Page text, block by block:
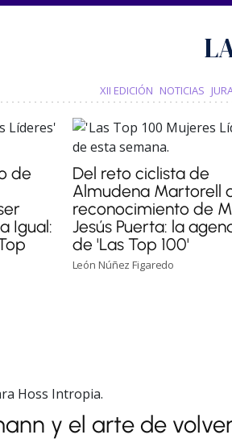
XII EDICIÓN NOTICIAS
de
Igual:
Del reto ciclista de
Almudena Martorell
reconocimiento de
Jesús Puerta: la
de 'Las Top 100'
León Núñez Figaredo
y el arte de